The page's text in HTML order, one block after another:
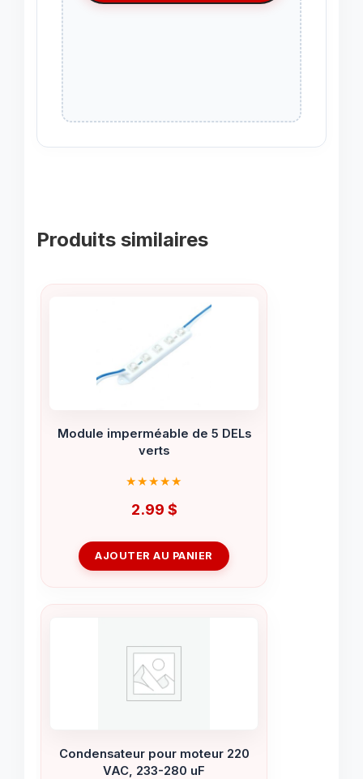
Produits similaires
Module imperméable de 5 DELs
verts
2.99 $
AJOUTER AU PANIER
Condensateur pour moteur 220
VAC, 233-280 uF